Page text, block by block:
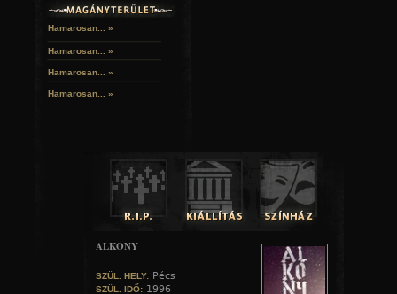
Hamarosan... »
Hamarosan... »
Hamarosan... »
Hamarosan... »
ALKONY
SZÜL. HELY: Pécs
SZÜL. IDŐ: 1996